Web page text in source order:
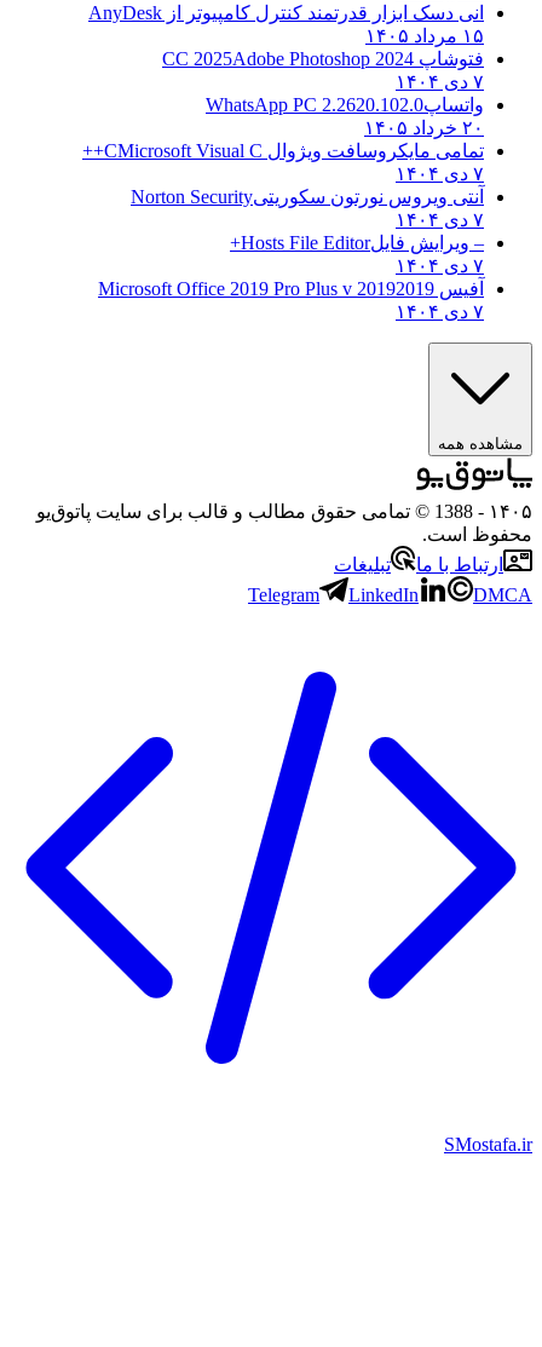
انی دسک ابزار قدرتمند کنترل کامپیوتر ازAnyDesk
۱۵ مرداد ۱۴۰۵
فتوشاپ CC 2025Adobe Photoshop 2024
واتساپWhatsApp PC 2.2620.102.0
۲۰ خرداد ۱۴۰۵
تمامی مایکروسافت ویژوال C Microsoft Visual C++
آنتی ویروس نورتون سکوریتیNorton Security
– ویرایش فایلHosts File Editor+
آفیس 2019 2019 Microsoft Office 2019 Pro Plus v
مشاهده همه
- 1388 © تمامی حقوق مطالب و قالب برای سایت پاتوق‌یو
است.
ارتباط با ما
تبلیغات
Telegram
LinkedIn